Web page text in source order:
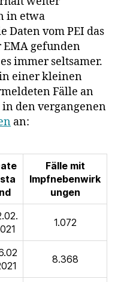
in etwa
Daten vom PEI das
EMA gefunden
immer seltsamer.
einer kleinen
Fälle an
den vergangenen
an:
nd
Fälle mit
Impfnebenwirk
ungen
1.072
8.368